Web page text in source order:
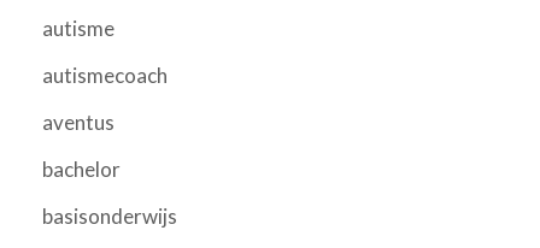
autisme
autismecoach
aventus
bachelor
basisonderwijs